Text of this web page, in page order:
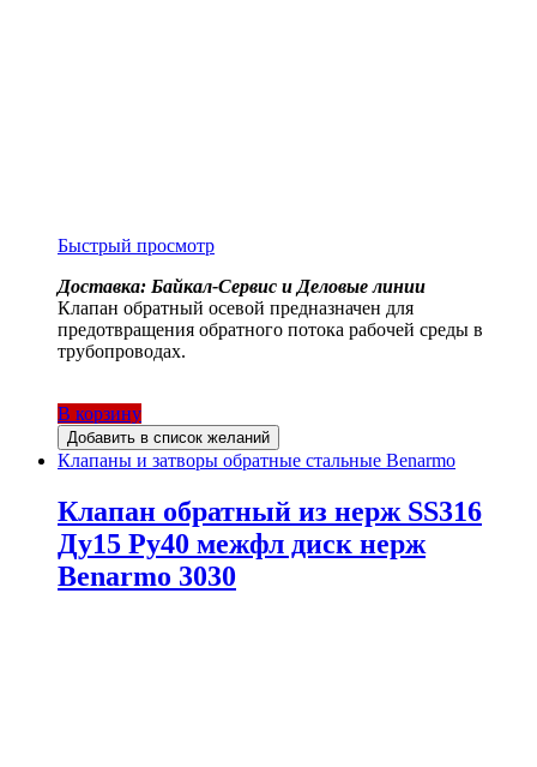
Быстрый просмотр
Доставка: Байкал-Сервис и Деловые линии
Клапан обратный осевой предназначен для
предотвращения обратного потока рабочей среды в
трубопроводах.
В корзину
Добавить в список желаний
Клапаны и затворы обратные стальные Benarmo
Клапан обратный из нерж SS316
Ду15 Ру40 межфл диск нерж
Benarmo 3030